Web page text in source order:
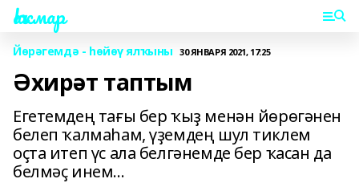
Һаҡмар
Йөрәгемдә - һөйөү ялҡыны 30 ЯНВАРЯ 2021, 17:25
Әхирәт таптым
Егетемдең тағы бер ҡыҙ менән йөрөгәнен
белеп ҡалмаһам, үҙемдең шул тиклем
оҫта итеп үс ала белгәнемде бер ҡасан да
белмәҫ инем...